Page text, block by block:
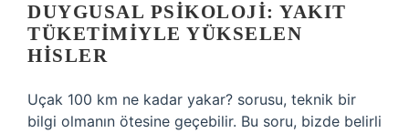
DUYGUSAL PSIKOLOJI: YAKIT
TÜKETIMIYLE YÜKSELEN
HISLER
Uçak 100 km ne kadar yakar? sorusu, teknik bir
bilgi olmanın ötesine geçebilir. Bu soru, bizde belirli